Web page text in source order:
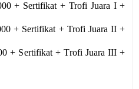
+ Sertifikat + Trofi Juara I +
+ Sertifikat + Trofi Juara II+
+ Sertifikat + Trofi Juara III+